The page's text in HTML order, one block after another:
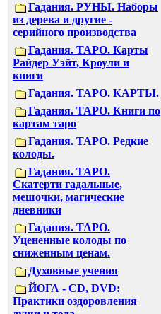
Гадания. РУНЫ. Наборы
из дерева и другие -
серийного производства
Гадания. ТАРО. Карты
Райдер Уэйт, Кроули и
книги
Гадания. ТАРО. КАРТЫ.
Гадания. ТАРО. Книги по
картам таро
Гадания. ТАРО. Редкие
колоды.
Гадания. ТАРО.
Скатерти гадальные,
мешочки, магические
дневники
Гадания. ТАРО.
Уцененные колоды по
сниженным ценам.
Духовные учения
ЙОГА - CD, DVD:
Практики оздоровления